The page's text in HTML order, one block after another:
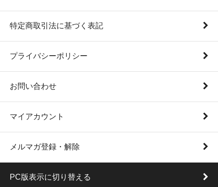
特定商取引法に基づく表記
プライバシーポリシー
お問い合わせ
マイアカウント
メルマガ登録・解除
PC版表示に切り替える